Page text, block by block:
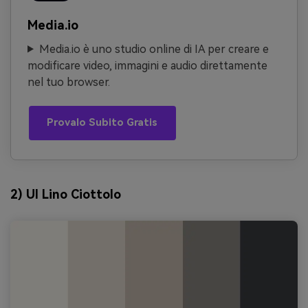
Media.io
Media.io è uno studio online di IA per creare e
modificare video, immagini e audio direttamente
nel tuo browser.
Provalo Subito Gratis
2) UI Lino Ciottolo